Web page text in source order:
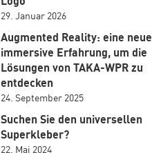
29. Januar 2026
Augmented Reality: eine neue
immersive Erfahrung, um die
Lösungen von TAKA-WPR zu
entdecken
24. September 2025
Suchen Sie den universellen
Superkleber?
22. Mai 2024